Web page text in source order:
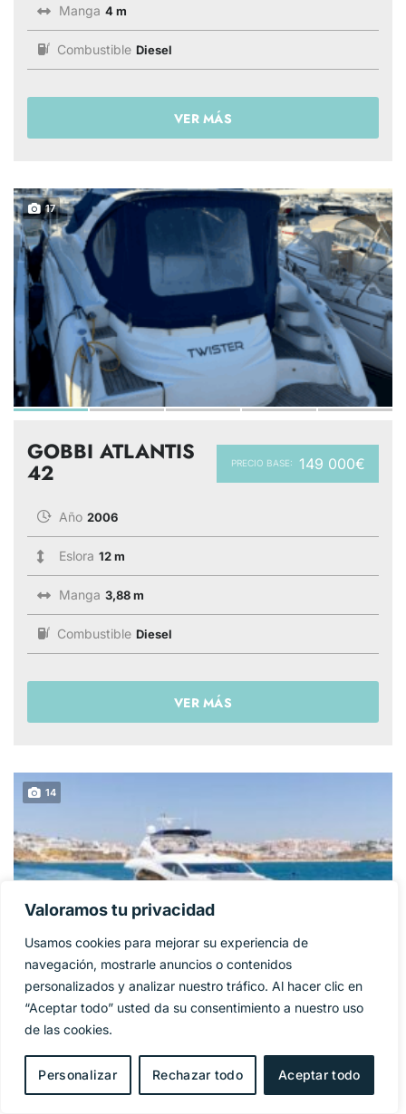
Valoramos tu privacidad
Usamos cookies para mejorar su experiencia de
navegación, mostrarle anuncios o contenidos
personalizados y analizar nuestro tráfico. Al hacer clic en
“Aceptar todo” usted da su consentimiento a nuestro uso
de las cookies.
Personalizar Rechazar todo Aceptar todo
Manga 4 m
Combustible Diesel
VER MÁS
17
PRECIO BASE: 149 000€
GOBBI ATLANTIS
42
Año 2006
Eslora 12 m
Manga 3,88 m
Combustible Diesel
VER MÁS
14
SUNSEEKER 86
YACHT